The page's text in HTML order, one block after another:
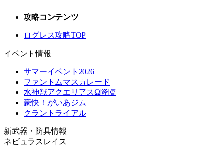
攻略コンテンツ
ログレス攻略TOP
イベント情報
サマーイベント2026
ファントムマスカレード
水神獣アクエリアスΩ降臨
豪快！がいあジム
クラントライアル
新武器・防具情報
ネビュラスレイス